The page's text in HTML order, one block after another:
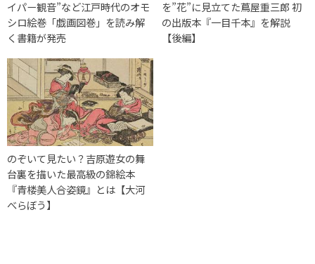
イパー観音”など江戸時代のオモ
シロ絵巻「戯画図巻」を読み解
く書籍が発売
を”花”に見立てた蔦屋重三郎 初
の出版本『一目千本』を解説
【後編】
のぞいて見たい？吉原遊女の舞
台裏を描いた最高級の錦絵本
『青楼美人合姿鏡』とは【大河
べらぼう】